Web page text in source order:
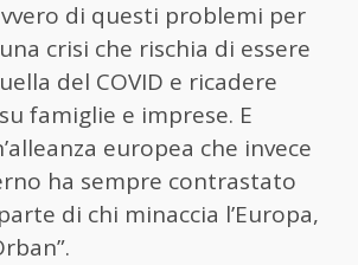
di questi problemi per
crisi che rischia di essere
del COVID e ricadere
famiglie e imprese. E
europea che invece
ha sempre contrastato
di chi minaccia l’Europa,